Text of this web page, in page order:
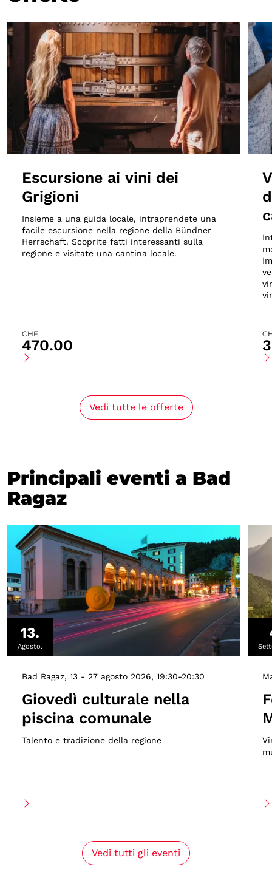
Vedi tutte le offerte
Escursione ai vini dei
Grigioni
Insieme a una guida locale, intraprendete una
facile escursione nella regione della Bündner
Herrschaft. Scoprite fatti interessanti sulla
regione e visitate una cantina locale.
CHF
470.00
Principali eventi a Bad
Ragaz
Vedi tutti gli eventi
13.
Agosto.
Bad Ragaz 13 - 27 agosto 2026 19:30-20:30
Giovedì culturale nella
piscina comunale
Talento e tradizione della regione